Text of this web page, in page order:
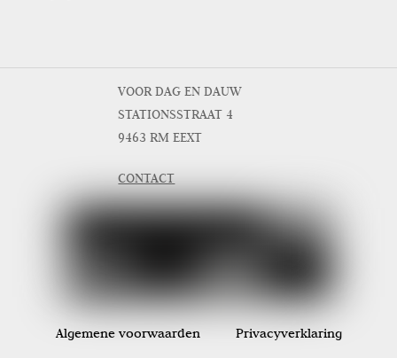
VOOR DAG EN DAUW
STATIONSSTRAAT 4
9463 RM EEXT
CONTACT
Algemene voorwaarden Privacyverklaring